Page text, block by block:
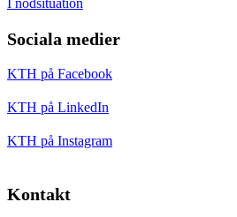
Sociala medier
KTH på Facebook
KTH på LinkedIn
KTH på Instagram
Kontakt